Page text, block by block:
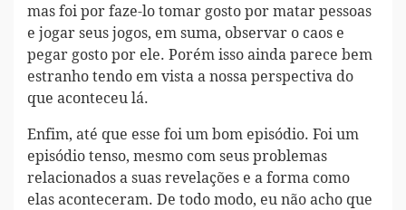
mas foi por faze-lo tomar gosto por matar pessoas
e jogar seus jogos, em suma, observar o caos e
pegar gosto por ele. Porém isso ainda parece bem
estranho tendo em vista a nossa perspectiva do
que aconteceu lá.
Enfim, até que esse foi um bom episódio. Foi um
episódio tenso, mesmo com seus problemas
relacionados a suas revelações e a forma como
elas aconteceram. De todo modo, eu não acho que